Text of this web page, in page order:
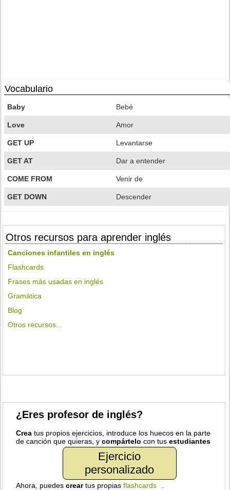
Vocabulario
Baby Bebé
Love Amor
GET UP Levantarse
GET AT Dar a entender
COME FROM Venir de
GET DOWN Descender
Otros recursos para aprender inglés
Canciones infantiles en inglés
Flashcards
Frases más usadas en inglés
Gramática
Blog
Otros recursos...
¿Eres profesor de inglés?
Crea tus propios ejercicios, introduce los huecos en la parte
de canción que quieras, ycompártelo con tusestudiantes
Ejercicio
personalizado
Ahora, puedescreartus propiasflashcards